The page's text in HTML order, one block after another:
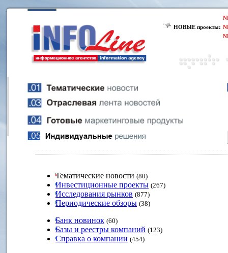
НОВЫЕ проекты:
Тематические новости (80)
Инвестиционные проекты (267)
Исследования рынков (877)
Периодические обзоры (38)
Банк новинок (60)
Базы и реестры компаний (123)
Справка о компании (454)